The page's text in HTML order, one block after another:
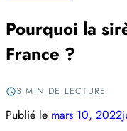
Pourquoi la
France ?
3 MIN DE LECTURE
Publié le mars 10, 2022